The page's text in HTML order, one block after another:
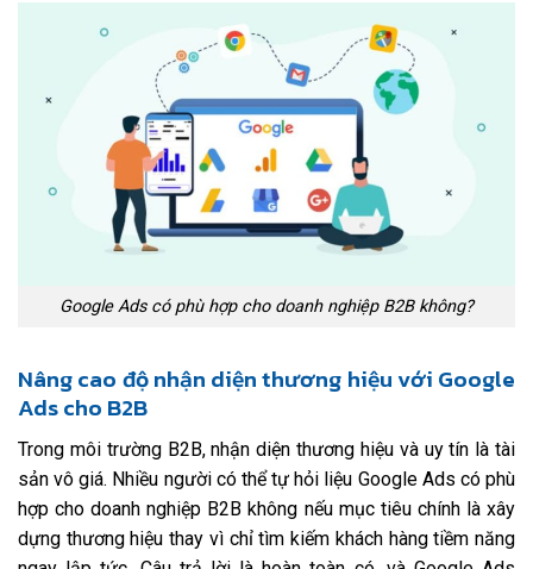
Google Ads có phù hợp cho doanh nghiệp B2B không?
Nâng cao độ nhận diện thương hiệu với Google
Ads cho B2B
Trong môi trường B2B, nhận diện thương hiệu và uy tín là tài
sản vô giá. Nhiều người có thể tự hỏi liệu Google Ads có phù
hợp cho doanh nghiệp B2B không nếu mục tiêu chính là xây
dựng thương hiệu thay vì chỉ tìm kiếm khách hàng tiềm năng